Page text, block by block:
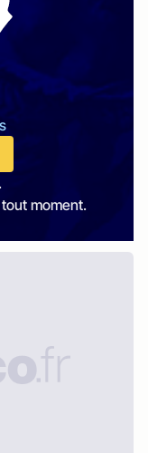
moment.